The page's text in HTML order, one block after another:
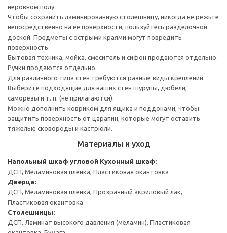
неровном полу.
Чтобы сохранить ламинированную столешницу, никогда не режьте
непосредственно на ее поверхности, пользуйтесь разделочной
доской. Предметы с острыми краями могут повредить
поверхность.
Бытовая техника, мойка, смеситель и сифон продаются отдельно.
Ручки продаются отдельно.
Для различного типа стен требуются разные виды креплений.
Выберите подходящие для ваших стен шурупы, дюбели,
саморезы и т. п. (не прилагаются).
Можно дополнить ковриком для ящика и поддонами, чтобы
защитить поверхность от царапин, которые могут оставить
тяжелые сковороды и кастрюли.
Материалы и уход
Напольный шкаф угловой Кухонный шкаф:
ДСП, Меламиновая пленка, Пластиковая окантовка
Дверца:
ДСП, Меламиновая пленка, Прозрачный акриловый лак,
Пластиковая окантовка
Столешницы:
ДСП, Ламинат высокого давления (меламин), Пластиковая